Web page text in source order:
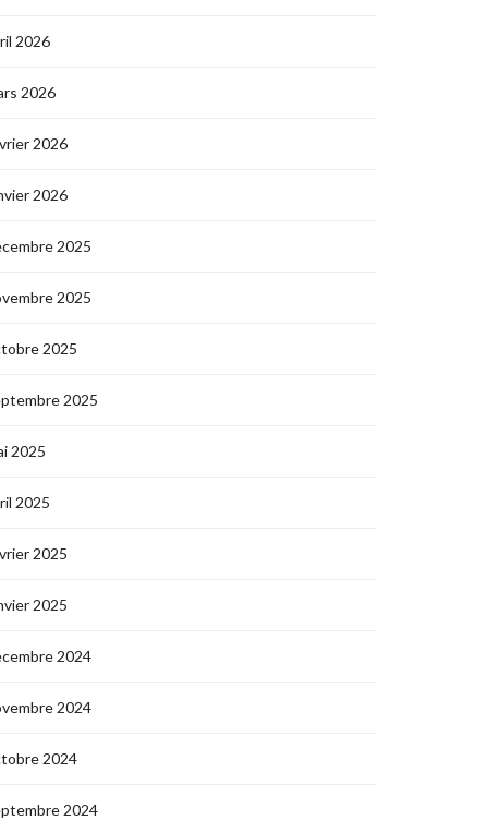
2026
2026
2026
2026
2025
2025
2025
2025
2025
2025
2025
2025
2024
2024
2024
2024